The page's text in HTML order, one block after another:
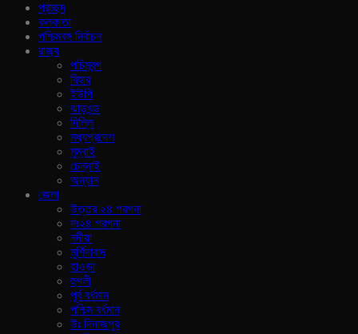
প্রচ্ছদ
কলকাতা
পশ্চিমবঙ্গ নির্বাচন
রাজ‍্য
পচিমবন্গ
বিহার
ইউপি
ঝাড়খন্ড
দিল্লি
মধ্যপ্রদেশ
মুম্বাই
চেন্নাই
অন্যান
জেলা
উত্তর ২৪ পরগনা
দঃ২৪ পরগনা
নদীয়া
মুর্শিদাবাদ
হাওড়া
হুগলী
পূর্ব বর্ধমান
পশ্চিম বর্ধমান
উঃ দিনাজপুর